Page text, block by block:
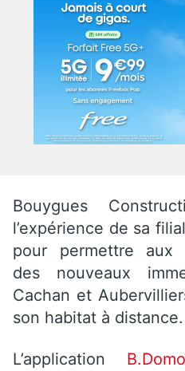
Bouygues
l’expérience de sa
pour permettre aux
des nouveaux
Cachan et
son habitat à distance.
L’application